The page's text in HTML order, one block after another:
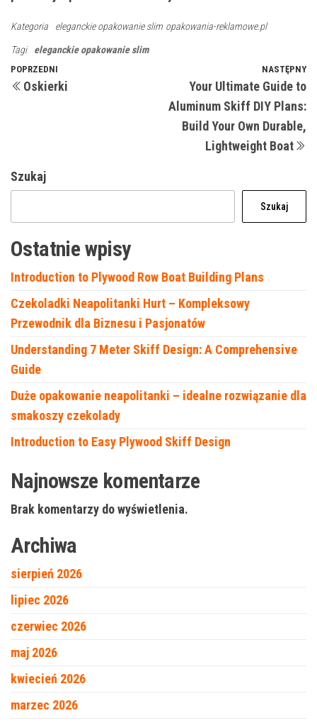
Kategoria eleganckie opakowanie slim opakowania-reklamowe.pl
Tagi eleganckie opakowanie slim
Nawigacja
wpisu
Poprzedni
wpis
POPRZEDNI
Oskierki
NASTĘPNY
Your Ultimate Guide to
Aluminum Skiff DIY Plans:
Build Your Own Durable,
Lightweight Boat
Szukaj
Szukaj
Ostatnie wpisy
Introduction to Plywood Row Boat Building Plans
Czekoladki Neapolitanki Hurt – Kompleksowy
Przewodnik dla Biznesu i Pasjonatów
Understanding 7 Meter Skiff Design: A Comprehensive
Guide
Duże opakowanie neapolitanki – idealne rozwiązanie dla
smakoszy czekolady
Introduction to Easy Plywood Skiff Design
Najnowsze komentarze
Brak komentarzy do wyświetlenia.
Archiwa
sierpień 2026
lipiec 2026
czerwiec 2026
maj 2026
kwiecień 2026
marzec 2026